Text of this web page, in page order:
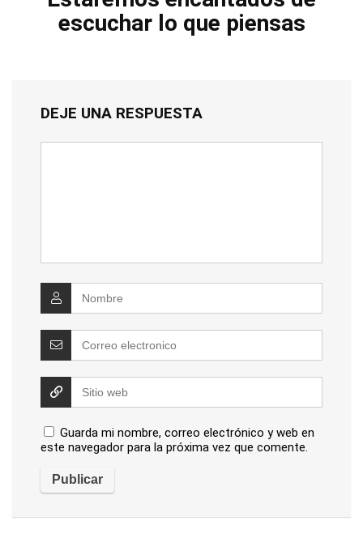
escuchar lo que piensas
DEJE UNA RESPUESTA
Guarda mi nombre, correo electrónico y web en
este navegador para la próxima vez que comente.